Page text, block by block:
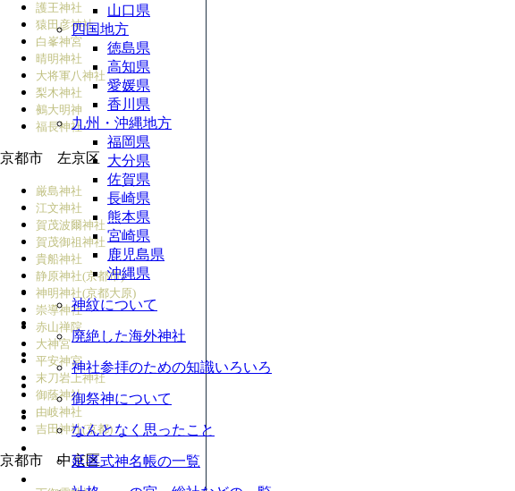
護王神社
猿田彦神社
白峯神宮
晴明神社
大将軍八神社
梨木神社
鵺大明神
福長神社
京都市 左京区
厳島神社
江文神社
賀茂波爾神社
賀茂御祖神社
貴船神社
静原神社(京都市)
神明神社(京都大原)
崇導神社
赤山禅院
大神宮
平安神宮
末刀岩上神社
御蔭神社
由岐神社
吉田神社(京都)
京都市 中京区
山口県
四国地方
徳島県
高知県
愛媛県
香川県
九州・沖縄地方
福岡県
大分県
佐賀県
長崎県
熊本県
宮崎県
鹿児島県
沖縄県
神紋について
廃絶した海外神社
神社参拝のための知識いろいろ
御祭神について
なんとなく思ったこと
延喜式神名帳の一覧